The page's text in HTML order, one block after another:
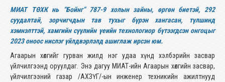
МИАТ ТӨХК нь “Бойнг” 787-9 холын зайны, өргөн биетэй, 292
суудалтай, зорчигчдын тав тухыг бүрэн хангасан, түлшинд
хэмнэлттэй, хамгийн сүүлийн үеийн технологиор бүтээгдсэн онгоцыг
2023 оноос нислэг үйлдвэрлэлд ашиглаж ирсэн юм.
Агаарын хөлгийг гурван жилд нэг удаа хүнд хэлбэрийн засвар
үйлчилгээнд оруулдаг. Энэ дагуу МИАТ-ийн Агаарын хөлгийн засвар,
үйлчилгээний газар /АХЗҮГ/-ын инженер техникийн ажилтнууд